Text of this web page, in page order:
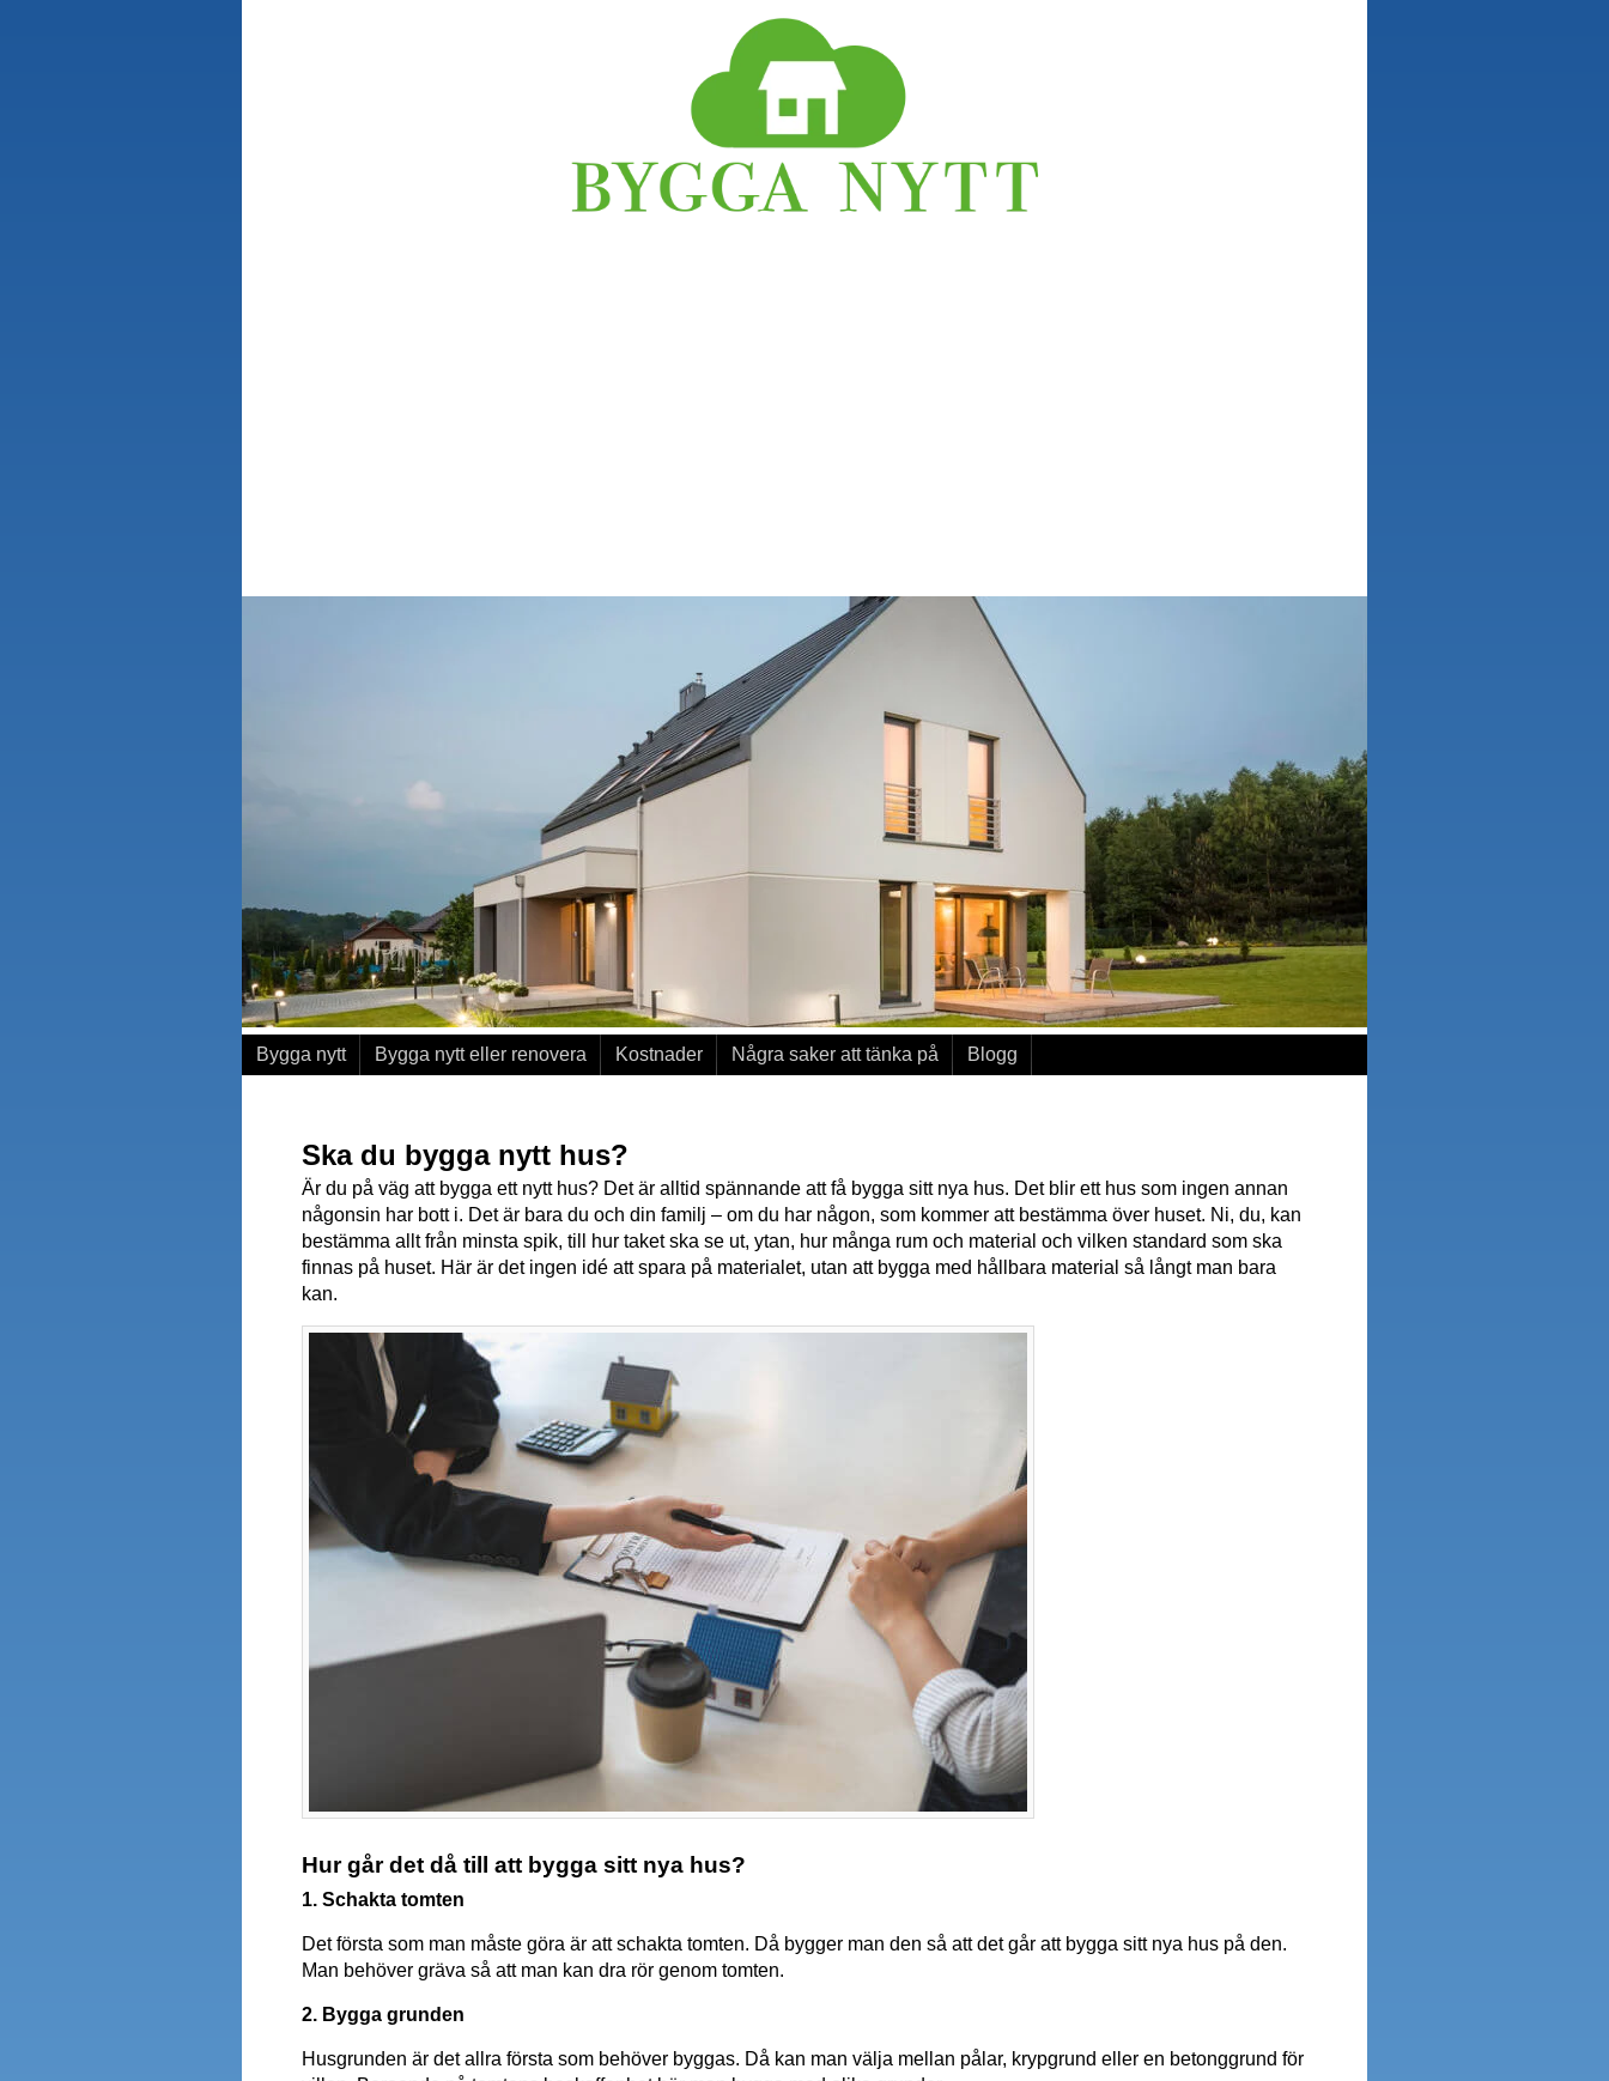
Bygga nytt Bygga nytt eller renovera Kostnader Några saker att tänka på Blogg
Ska du bygga nytt hus?
Är du på väg att bygga ett nytt hus? Det är alltid spännande att få bygga sitt nya hus. Det blir ett hus som ingen annan
någonsin har bott i. Det är bara du och din familj – om du har någon, som kommer att bestämma över huset. Ni, du, kan
bestämma allt från minsta spik, till hur taket ska se ut, ytan, hur många rum och material och vilken standard som ska
finnas på huset. Här är det ingen idé att spara på materialet, utan att bygga med hållbara material så långt man bara
kan.
Hur går det då till att bygga sitt nya hus?
1. Schakta tomten
Det första som man måste göra är att schakta tomten. Då bygger man den så att det går att bygga sitt nya hus på den.
Man behöver gräva så att man kan dra rör genom tomten.
2. Bygga grunden
Husgrunden är det allra första som behöver byggas. Då kan man välja mellan pålar, krypgrund eller en betonggrund för